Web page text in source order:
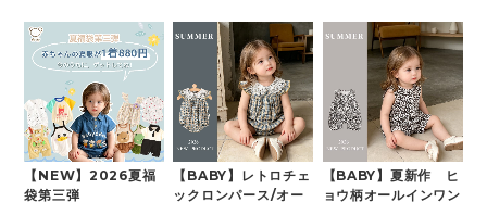
【NEW】2026夏福
袋第三弾
【BABY】レトロチェ
ックロンパース/オー
【BABY】夏新作 ヒ
ョウ柄オールインワン